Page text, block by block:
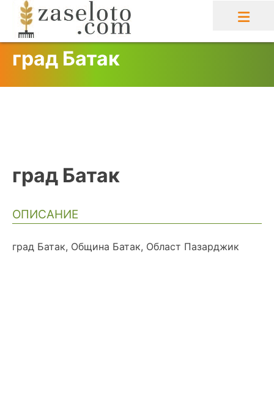
content
град Батак
град Батак
ОПИСАНИЕ
град Батак, Община Батак, Област Пазарджик